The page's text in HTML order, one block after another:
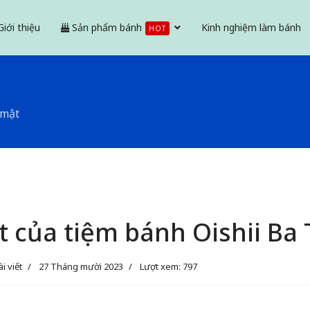
thiệu Sản phẩm bánh HOT Kinh nghiệm làm bánh
của tiệm bánh Oishii Ba
viết 27 Tháng mười 2023 Lượt xem: 797